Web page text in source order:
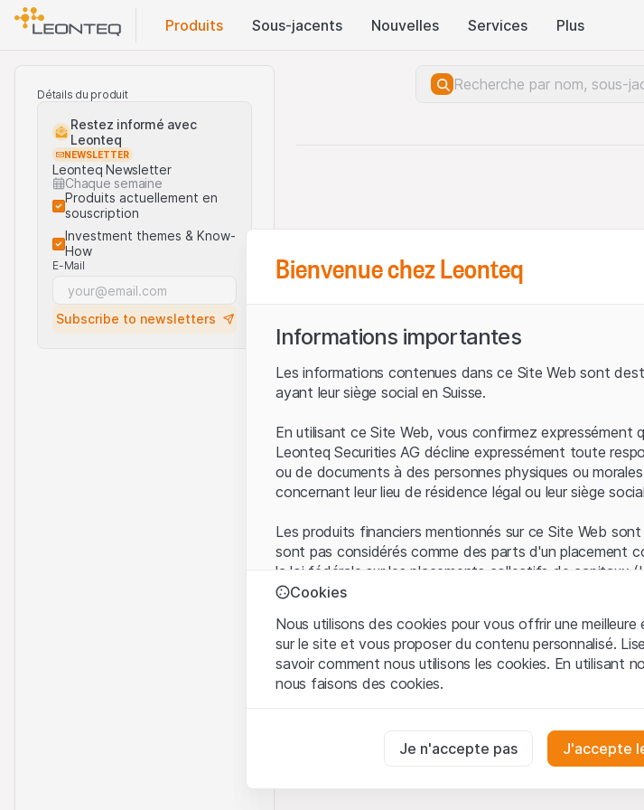
Produits Sous-jacents Nouvelles Services Plus
Détails du produit
Restez informé avec
Leonteq
NEWSLETTER
Leonteq Newsletter
Chaque semaine
Produits actuellement en
souscription
Investment themes & Know-
How
E-Mail
Subscribe to newsletters
Bienvenue chez Leonteq
Informations importantes
Les informations contenues dans ce Site Web sont
ayant leur siège social en Suisse.
En utilisant ce Site Web, vous confirmez expressément
Leonteq Securities AG décline expressément toute
ou de documents à des personnes physiques ou
concernant leur lieu de résidence légal ou leur siège
Les produits financiers mentionnés sur ce Site Web
sont pas considérés comme des parts d'un placement
la loi fédérale sur les placements collectifs de capitaux
l'Autorité fédérale de surveillance des marchés
Conditions d'utilisation et informations juridiques
En utilisant le Site Web de Leonteq Securities AG (ci-
avez compris et que vous acceptez les informations
Tous les droits de propriété intellectuelle (par exemple,
Cookies
Nous utilisons des cookies pour vous offrir une
sur le site et vous proposer du contenu personnalisé.
savoir comment nous utilisons les cookies. En utilisant
nous faisons des cookies.
Ces cookies sont nécessaires au bon fonctionnement du
Je n'accepte pas J'accepte